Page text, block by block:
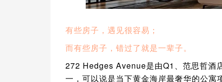
有些房子，遇见很容易；
而有些房子，错过了就是一辈子。
272 Hedges Avenue是由Q1、范思哲酒
一，可以说是当下黄金海岸最奢华的公寓